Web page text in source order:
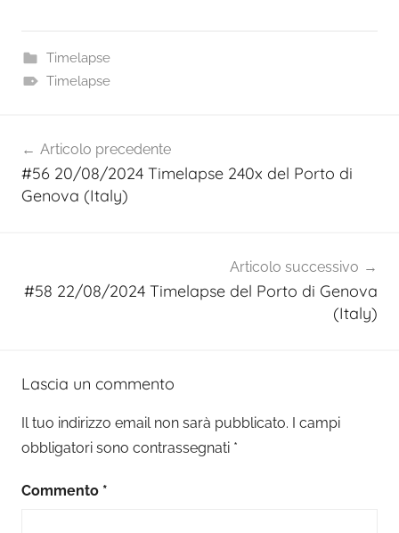
Timelapse
Timelapse
articoli
Articolo precedente
#56 20/08/2024 Timelapse 240x del Porto di
Genova (Italy)
Articolo successivo
#58 22/08/2024 Timelapse del Porto di Genova
(Italy)
Lascia un commento
Il tuo indirizzo email non sarà pubblicato. I campi
obbligatori sono contrassegnati *
Commento *